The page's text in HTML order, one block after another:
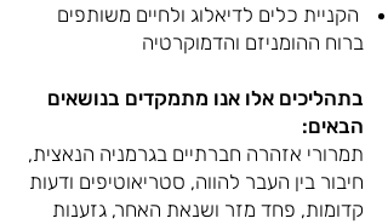
הקניית כלים לדיאלוג ולחיים משותפים
ברוח ההומניזם והדמוקרטיה
בתהליכים אלו אנו מתמקדים בנושאים
הבאים:
תמרורי אזהרה חברתיים בגרמניה הנאצית,
חיבור בין העבר להווה, סטריאוטיפים ודעות
קדומות, פחד מזר ושנאת האחר, גזענות